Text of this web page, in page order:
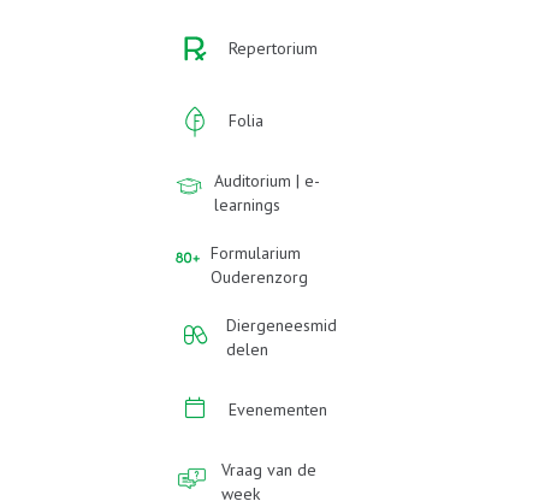
Repertorium
Folia
Auditorium | e-
learnings
Formularium
Ouderenzorg
Diergeneesmid
delen
Evenementen
Vraag van de
week